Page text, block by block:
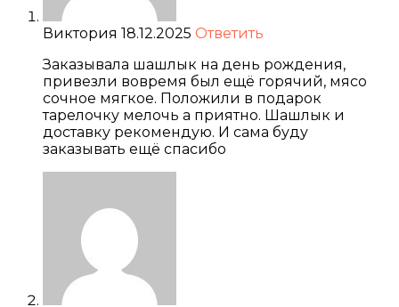
Виктория 18.12.2025 Ответить
Заказывала шашлык на день рождения,
привезли вовремя был ещё горячий, мясо
сочное мягкое. Положили в подарок
тарелочку мелочь а приятно. Шашлык и
доставку рекомендую. И сама буду
заказывать ещё спасибо